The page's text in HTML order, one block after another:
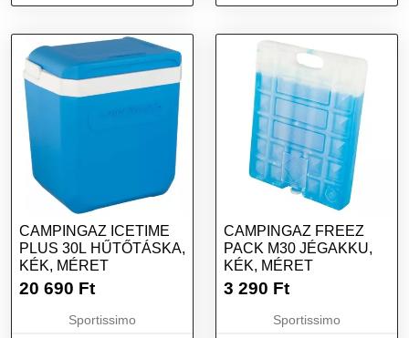
kézilámpa – állítható...
Lány egyrészes fürdőruha,
CAMPINGAZ ICETIME
PLUS 30L HŰTŐTÁSKA,
KÉK, MÉRET
20 690 Ft
Sportissimo
CAMPINGAZ FREEZ
PACK M30 JÉGAKKU,
KÉK, MÉRET
3 290 Ft
Sportissimo